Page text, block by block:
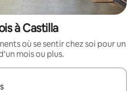
à Castilla
où se sentir chez soi pour un
mois ou plus.
affichés, parcourez-les en utilisant